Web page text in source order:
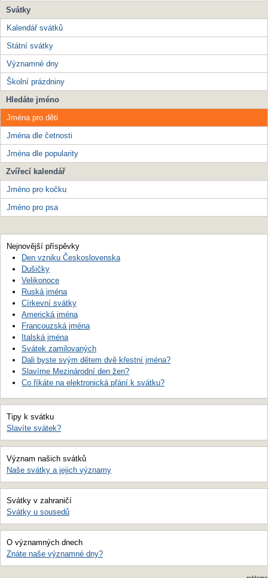
Svátky
Kalendář svátků
Státní svátky
Významné dny
Školní prázdniny
Hledáte jméno
Jména pro děti
Jména dle četnosti
Jména dle popularity
Zvířecí kalendář
Jméno pro kočku
Jméno pro psa
Nejnovější příspěvky
Den vzniku Československa
Dušičky
Velikonoce
Ruská jména
Církevní svátky
Americká jména
Francouzská jména
Italská jména
Svátek zamilovaných
Dali byste svým dětem dvě křestní jména?
Slavíme Mezinárodní den žen?
Co říkáte na elektronická přání k svátku?
Tipy k svátku
Slavíte svátek?
Význam našich svátků
Naše svátky a jejich významy
Svátky v zahraničí
Svátky u sousedů
O významných dnech
Znáte naše významné dny?